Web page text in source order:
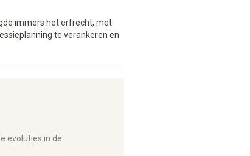
immers het erfrecht, met
te verankeren en
evoluties in de